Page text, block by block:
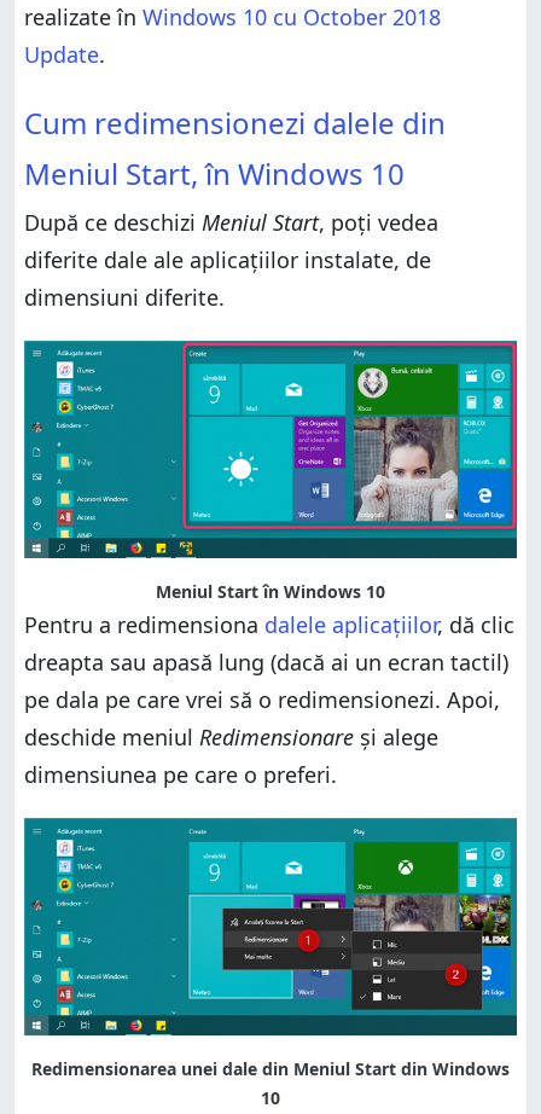
Start al Windows 10?
realizate în Windows 10 cu October 2018
Update.
Windows 10
Start al Windows 10?
Cum redimensionezi dalele din
Meniul Start, în Windows 10
După ce deschizi Meniul Start, poți vedea
diferite dale ale aplicațiilor instalate, de
dimensiuni diferite.
Meniul Start în Windows 10
Pentru a redimensiona dalele aplicațiilor, dă clic
dreapta sau apasă lung (dacă ai un ecran tactil)
pe dala pe care vrei să o redimensionezi. Apoi,
deschide meniul Redimensionare și alege
dimensiunea pe care o preferi.
Redimensionarea unei dale din Meniul Start din Windows
10